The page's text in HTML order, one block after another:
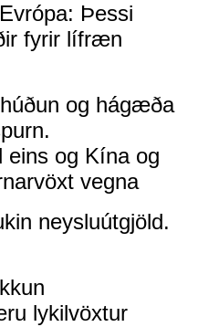
Þessi
fyrir lífræn
og hágæða
eins og Kína og
vegna
neysluútgjöld.
lykilvöxtur